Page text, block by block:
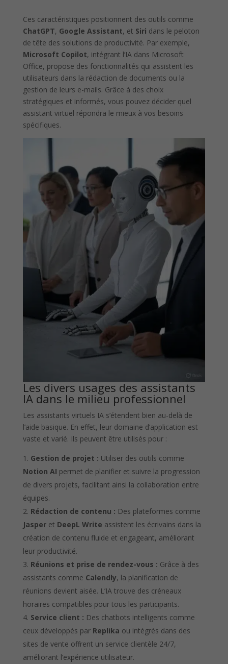
Ces caractéristiques positionnent des outils comme
ChatGPT, Google Assistant, et Siri dans le peloton
de tête des solutions de productivité. Par exemple,
Microsoft Copilot, intégrant l’IA dans Microsoft
Office, propose des fonctionnalités qui assistent les
utilisateurs dans la rédaction de documents ou la
gestion de leurs e-mails. Grâce à des choix
stratégiques et informés, vous pouvez décider quel
assistant virtuel répondra le mieux à vos besoins
spécifiques.
Les divers usages des assistants
IA dans le milieu professionnel
Les assistants virtuels IA s’étendent bien au-delà de
l’aide basique. En effet, leur domaine d’application est
vaste et varié. Ils peuvent être utilisés pour :
Gestion de projet : Utiliser des outils comme
Notion AI permet de planifier et suivre la progression
de divers projets, facilitant ainsi la collaboration entre
équipes.
Rédaction de contenu : Des plateformes comme
Jasperet DeepL Write assistent les écrivains dans la
création de contenu fluide et engageant, améliorant
leur productivité.
Réunions et prise de rendez-vous : Grâce à des
assistants comme Calendly, la planification de
réunions devient aisée. L’IA trouve des créneaux
horaires compatibles pour tous les participants.
Service client : Des chatbots intelligents comme
ceux développés par Replika ou intégrés dans des
sites de vente offrent un service clientèle 24/7,
améliorant l’expérience utilisateur.